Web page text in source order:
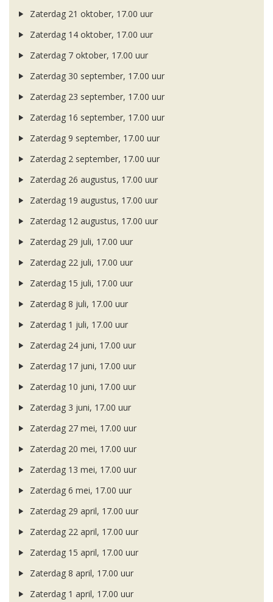
Zaterdag 21 oktober, 17.00 uur
Zaterdag 14 oktober, 17.00 uur
Zaterdag 7 oktober, 17.00 uur
Zaterdag 30 september, 17.00 uur
Zaterdag 23 september, 17.00 uur
Zaterdag 16 september, 17.00 uur
Zaterdag 9 september, 17.00 uur
Zaterdag 2 september, 17.00 uur
Zaterdag 26 augustus, 17.00 uur
Zaterdag 19 augustus, 17.00 uur
Zaterdag 12 augustus, 17.00 uur
Zaterdag 29 juli, 17.00 uur
Zaterdag 22 juli, 17.00 uur
Zaterdag 15 juli, 17.00 uur
Zaterdag 8 juli, 17.00 uur
Zaterdag 1 juli, 17.00 uur
Zaterdag 24 juni, 17.00 uur
Zaterdag 17 juni, 17.00 uur
Zaterdag 10 juni, 17.00 uur
Zaterdag 3 juni, 17.00 uur
Zaterdag 27 mei, 17.00 uur
Zaterdag 20 mei, 17.00 uur
Zaterdag 13 mei, 17.00 uur
Zaterdag 6 mei, 17.00 uur
Zaterdag 29 april, 17.00 uur
Zaterdag 22 april, 17.00 uur
Zaterdag 15 april, 17.00 uur
Zaterdag 8 april, 17.00 uur
Zaterdag 1 april, 17.00 uur